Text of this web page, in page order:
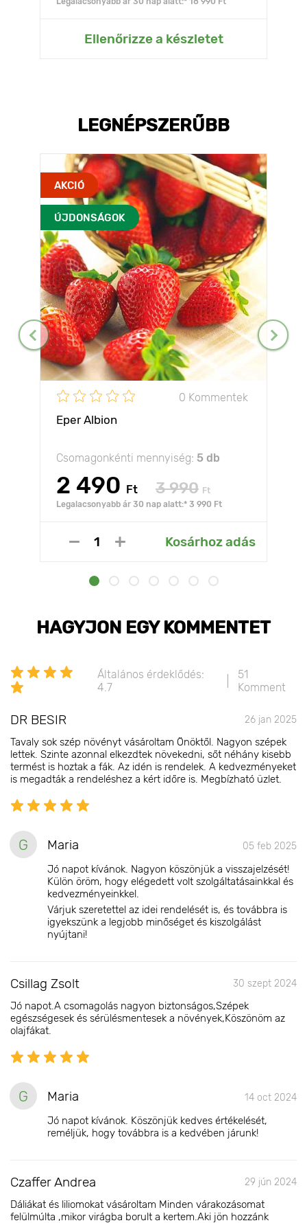
Ellenőrizze a készletet
LEGNÉPSZERŰBB
AKCIÓ
ÚJDONSÁGOK
0 Kommentek
Eper Albion
Csomagonkénti mennyiség: 5 db
2 490 Ft 3 990 Ft
Legalacsonyabb ár 30 nap alatt:* 3 990 Ft
Kosárhoz adás
HAGYJON EGY KOMMENTET
Általános érdeklődés:
4.7
51
Komment
DR BESIR 26 jan 2025
Tavaly sok szép növényt vásároltam Önöktől. Nagyon szépek
lettek. Szinte azonnal elkezdtek növekedni, sőt néhány kisebb
termést is hoztak a fák. Az idén is rendelek. A kedvezményeket
is megadták a rendeléshez a kért időre is. Megbízható üzlet.
G Maria 05 feb 2025
Jó napot kívánok. Nagyon köszönjük a visszajelzését!
Külön öröm, hogy elégedett volt szolgáltatásainkkal és
kedvezményeinkkel.
Várjuk szeretettel az idei rendelését is, és továbbra is
igyekszünk a legjobb minőséget és kiszolgálást
nyújtani!
Csillag Zsolt 30 szept 2024
Jó napot.A csomagolás nagyon biztonságos,Szépek
egészségesek és sérülésmentesek a növények,Köszönöm az
olajfákat.
G Maria 14 oct 2024
Jó napot kívánok. Köszönjük kedves értékelését,
reméljük, hogy továbbra is a kedvében járunk!
Czaffer Andrea 29 jún 2024
Dáliákat és liliomokat vásároltam Minden várakozásomat
felülmúlta ,mikor virágba borult a kertem.Aki jön hozzánk